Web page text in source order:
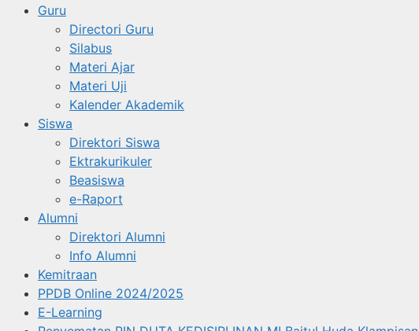
Guru
Directori Guru
Silabus
Materi Ajar
Materi Uji
Kalender Akademik
Siswa
Direktori Siswa
Ektrakurikuler
Beasiswa
e-Raport
Alumni
Direktori Alumni
Info Alumni
Kemitraan
PPDB Online 2024/2025
E-Learning